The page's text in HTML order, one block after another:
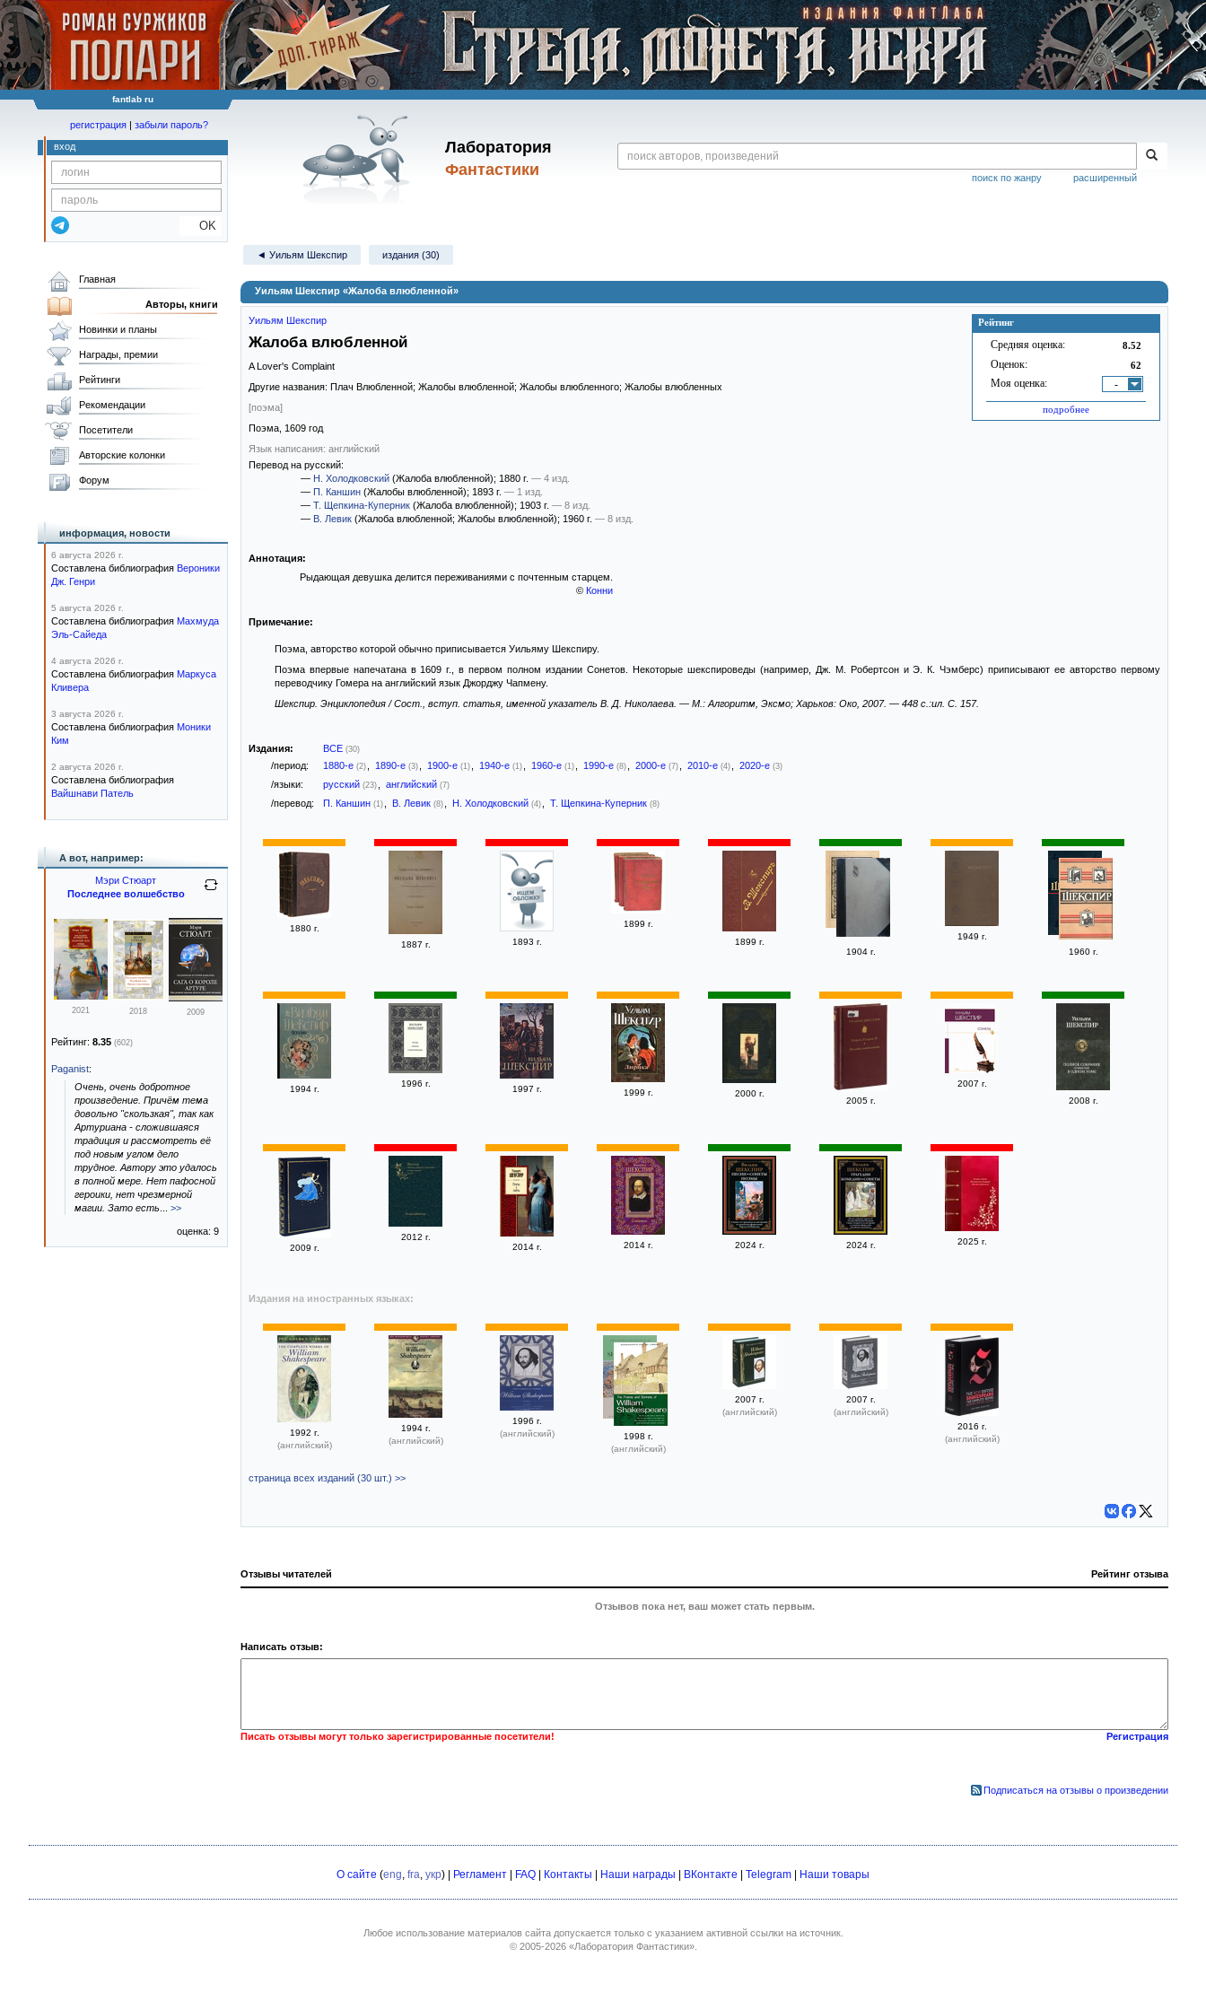
fantlab ru
Лаборатория
Фантастики
расширенный
поиск по жанру
регистрация | забыли пароль?
вход
OK
◄ Уильям Шекспир издания (30)
Уильям Шекспир «Жалоба влюбленной»
Рейтинг
Средняя оценка: 8.52
Оценок: 62
Моя оценка: -
подробнее
Уильям Шекспир
Жалоба влюбленной
A Lover's Complaint
Другие названия: Плач Влюбленной; Жалобы влюбленной; Жалобы влюбленного; Жалобы влюбленных
[поэма]
Поэма, 1609 год
Язык написания: английский
Перевод на русский:
— Н. Холодковский (Жалоба влюбленной); 1880 г. — 4 изд.
— П. Каншин (Жалобы влюбленной); 1893 г. — 1 изд.
— Т. Щепкина-Куперник (Жалоба влюбленной); 1903 г. — 8 изд.
— В. Левик (Жалоба влюбленной; Жалобы влюбленной); 1960 г. — 8 изд.
Аннотация:
Рыдающая девушка делится переживаниями с почтенным старцем.
© Конни
Примечание:
Поэма, авторство которой обычно приписывается Уильяму Шекспиру.
Поэма впервые напечатана в 1609 г., в первом полном издании Сонетов. Некоторые шекспироведы (например, Дж. М. Робертсон и Э. К. Чэмберс) приписывают ее авторство первому
переводчику Гомера на английский язык Джорджу Чапмену.
Шекспир. Энциклопедия / Сост., вступ. статья, именной указатель В. Д. Николаева. — М.: Алгоритм, Эксмо; Харьков: Око, 2007. — 448 с.:ил. С. 157.
Издания: ВСЕ (30)
/период: 1880-е (2) 1890-е (3) 1900-е (1) 1940-е (1) 1960-е (1) 1990-е (8) 2000-е (7) 2010-е (4) 2020-е (3)
/языки: русский (23) английский (7)
/перевод: П. Каншин (1) В. Левик (8) Н. Холодковский (4) Т. Щепкина-Куперник (8)
1880 г.
1887 г.
1893 г.
1899 г.
1899 г.
1904 г.
1949 г.
1960 г.
1994 г.
1996 г.
1997 г. 1999 г. 2000 г.
2005 г.
2007 г.
2008 г.
2009 г.
2012 г.
2014 г.
2014 г. 2024 г. 2024 г. 2025 г.
Издания на иностранных языках:
1992 г.
(английский)
1994 г.
(английский)
1996 г.
(английский)
1998 г.
(английский)
2007 г.
(английский)
2007 г.
(английский)
2016 г.
(английский)
страница всех изданий (30 шт.) >>
Отзывы читателей Рейтинг отзыва
Отзывов пока нет, ваш может стать первым.
Написать отзыв:
Писать отзывы могут только зарегистрированные посетители! Регистрация
Подписаться на отзывы о произведении
Главная
Авторы, книги
Новинки и планы
Награды, премии
Рейтинги
Рекомендации
Посетители
Авторские колонки
Форум
информация, новости
6 августа 2026 г.
Составлена библиография Вероники
Дж. Генри
5 августа 2026 г.
Составлена библиография Махмуда
Эль-Сайеда
4 августа 2026 г.
Составлена библиография Маркуса
Кливера
3 августа 2026 г.
Составлена библиография Моники
Ким
2 августа 2026 г.
Составлена библиография
Вайшнави Патель
А вот, например:
Мэри Стюарт
Последнее волшебство
2021 2018 2009
Рейтинг: 8.35 (602)
Paganist:
Очень, очень добротное
произведение. Причём тема
довольно "скользкая", так как
Артуриана - сложившаяся
традиция и рассмотреть её
под новым углом дело
трудное. Автору это удалось
в полной мере. Нет пафосной
героики, нет чрезмерной
магии. Зато есть
>>
оценка: 9
О сайте (eng, fra, укр) | Регламент FAQ Контакты Наши награды ВКонтакте Telegram Наши товары
Любое использование материалов сайта допускается только с указанием активной ссылки на источник.
© 2005-2026 «Лаборатория Фантастики».